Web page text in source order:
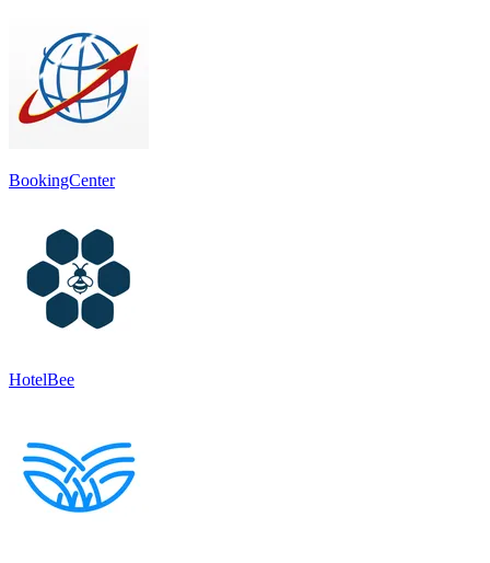
BookingCenter
HotelBee